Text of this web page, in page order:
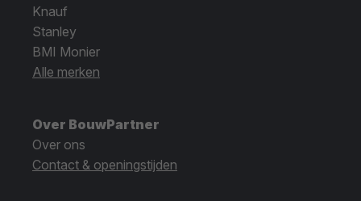
Knauf
Stanley
BMI Monier
Alle merken
Over BouwPartner
Over ons
Contact & openingstijden